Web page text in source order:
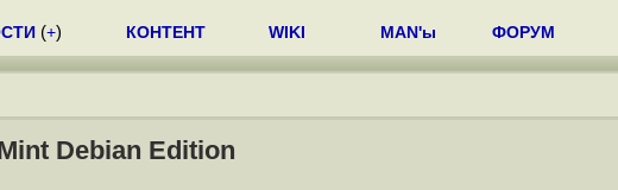
(+) КОНТЕНТ WIKI MAN'ы ФОРУМ
Debian Edition